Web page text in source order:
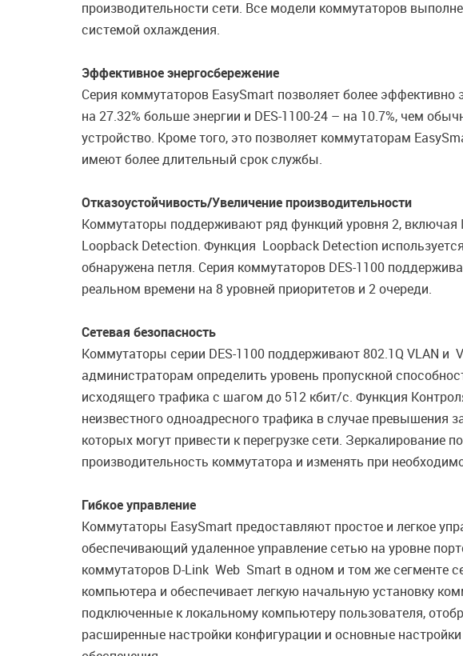
производительности сети. Все модели коммутаторов
системой охлаждения.
Эффективное энергосбережение
Серия коммутаторов EasySmart позволяет более
на 27.32% больше энергии и DES-1100-24 – на 10.7%, чем
устройство. Кроме того, это позволяет коммутаторам
имеют более длительный срок службы.
Отказоустойчивость/Увеличение производительности
Коммутаторы поддерживают ряд функций уровня 2, включая
Loopback Detection. Функция Loopback Detection
обнаружена петля. Серия коммутаторов DES-1100
реальном времени на 8 уровней приоритетов и 2 очереди.
Сетевая безопасность
Коммутаторы серии DES-1100 поддерживают 802.1Q VLAN и
администраторам определить уровень пропускной
исходящего трафика с шагом до 512 кбит/с. Функция
неизвестного одноадресного трафика в случае превышения
которых могут привести к перегрузке сети.
производительность коммутатора и изменять при
Гибкое управление
Коммутаторы EasySmart предоставляют простое и легкое
обеспечивающий удаленное управление сетью на уровне
коммутаторов D-Link Web Smart в одном и том же сегменте
компьютера и обеспечивает легкую начальную установку
подключенные к локальному компьютеру пользователя,
расширенные настройки конфигурации и основные